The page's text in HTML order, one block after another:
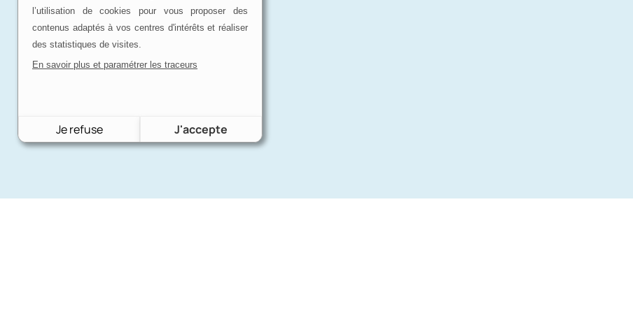
l’utilisation de cookies pour vous proposer des
contenus adaptés à vos centres d'intérêts et réaliser
des statistiques de visites.
En savoir plus et paramétrer les traceurs
Je refuse J'accepte